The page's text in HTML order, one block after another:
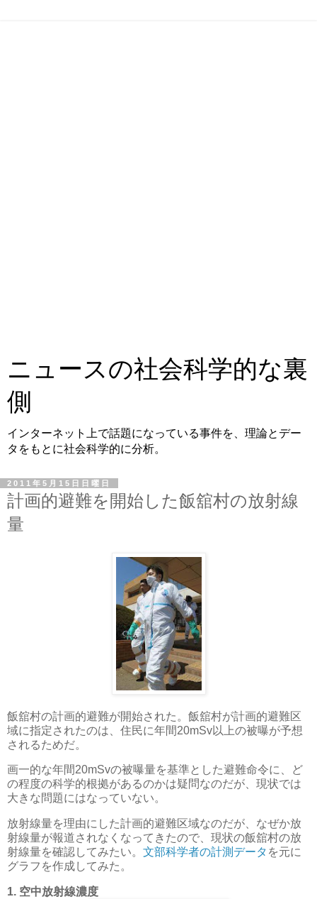
ニュースの社会科学的な裏
側
インターネット上で話題になっている事件を、理論とデー
タをもとに社会科学的に分析。
2011年5月15日日曜日
計画的避難を開始した飯舘村の放射線
量
飯舘村の計画的避難が開始された。飯舘村が計画的避難区
域に指定されたのは、住民に年間20mSv以上の被曝が予想
されるためだ。
画一的な年間20mSvの被曝量を基準とした避難命令に、ど
の程度の科学的根拠があるのかは疑問なのだが、現状では
大きな問題にはなっていない。
放射線量を理由にした計画的避難区域なのだが、なぜか放
射線量が報道されなくなってきたので、現状の飯舘村の放
射線量を確認してみたい。 文部科学者の計測データ を元に
グラフを作成してみた。
1. 空中放射線濃度